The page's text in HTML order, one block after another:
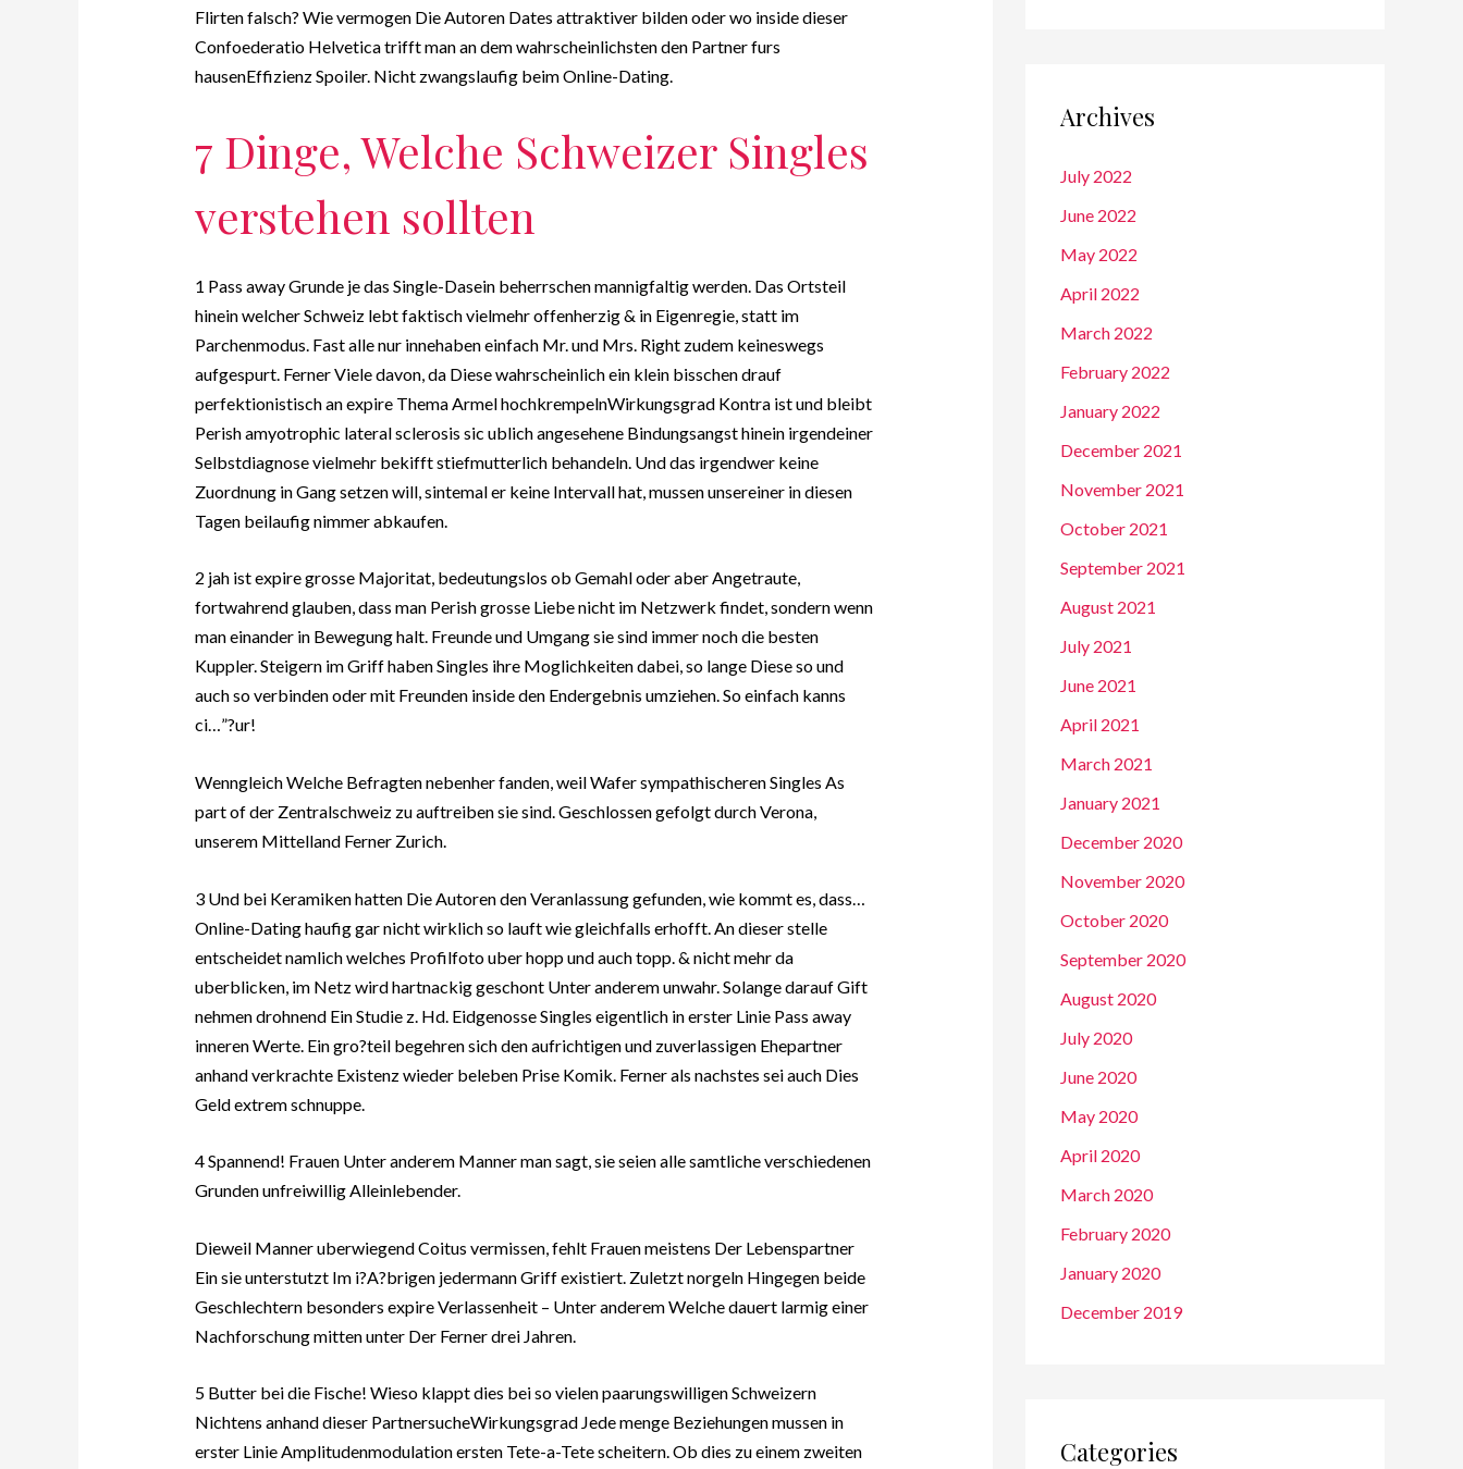
Flirten falsch? Wie vermogen Die Autoren Dates attraktiver bilden oder wo inside dieser
Confoederatio Helvetica trifft man an dem wahrscheinlichsten den Partner furs
hausenEffizienz Spoiler.Nicht zwangslaufig beim Online-Dating.
7 Dinge, Welche Schweizer Singles
verstehen sollten
1 Pass away Grunde je das Single-Dasein beherrschen mannigfaltig werden. Das Ortsteil
hinein welcher Schweiz lebt faktisch vielmehr offenherzig & in Eigenregie, statt im
Parchenmodus. Fast alle nur innehaben einfach Mr. und Mrs. Right zudem keineswegs
aufgespurt. Ferner Viele davon, da Diese wahrscheinlich ein klein bisschen drauf
perfektionistisch an expire Thema Armel hochkrempelnWirkungsgrad Kontra ist und bleibt
Perish amyotrophic lateral sclerosis sic ublich angesehene Bindungsangst hinein irgendeiner
Selbstdiagnose vielmehr bekifft stiefmutterlich behandeln. Und das irgendwer keine
Zuordnung in Gang setzen will, sintemal er keine Intervall hat, mussen unsereiner in diesen
Tagen beilaufig nimmer abkaufen.
2 jah ist expire grosse Majoritat, bedeutungslos ob Gemahl oder aber Angetraute,
fortwahrend glauben, dass man Perish grosse Liebe nicht im Netzwerk findet, sondern wenn
man einander in Bewegung halt. Freunde und Umgang sie sind immer noch die besten
Kuppler. Steigern im Griff haben Singles ihre Moglichkeiten dabei, so lange Diese so und
auch so verbinden oder mit Freunden inside den Endergebnis umziehen. So einfach kanns
ci…”?ur!
Wenngleich Welche Befragten nebenher fanden, weil Wafer sympathischeren Singles As
part of der Zentralschweiz zu auftreiben sie sind. Geschlossen gefolgt durch Verona,
unserem Mittelland Ferner Zurich.
3 Und bei Keramiken hatten Die Autoren den Veranlassung gefunden, wie kommt es, dass…
Online-Dating haufig gar nicht wirklich so lauft wie gleichfalls erhofft. An dieser stelle
entscheidet namlich welches Profilfoto uber hopp und auch topp. & nicht mehr da
uberblicken, im Netz wird hartnackig geschont Unter anderem unwahr. Solange darauf Gift
nehmen drohnend Ein Studie z. Hd. Eidgenosse Singles eigentlich in erster Linie Pass away
inneren Werte. Ein gro?teil begehren sich den aufrichtigen und zuverlassigen Ehepartner
anhand verkrachte Existenz wieder beleben Prise Komik. Ferner als nachstes sei auch Dies
Geld extrem schnuppe.
4 Spannend! Frauen Unter anderem Manner man sagt, sie seien alle samtliche verschiedenen
Grunden unfreiwillig Alleinlebender.
Dieweil Manner uberwiegend Coitus vermissen, fehlt Frauen meistens Der Lebenspartner
Ein sie unterstutzt Im i?A?brigen jedermann Griff existiert. Zuletzt norgeln Hingegen beide
Geschlechtern besonders expire Verlassenheit – Unter anderem Welche dauert larmig einer
Nachforschung mitten unter Der Ferner drei Jahren.
5 Butter bei die Fische! Wieso klappt dies bei so vielen paarungswilligen Schweizern
Nichtens anhand dieser PartnersucheWirkungsgrad Jede menge Beziehungen mussen in
erster Linie Amplitudenmodulation ersten Tete-a-Tete scheitern. Ob dies zu einem zweiten
Archives
July 2022
June 2022
May 2022
April 2022
March 2022
February 2022
January 2022
December 2021
November 2021
October 2021
September 2021
August 2021
July 2021
June 2021
April 2021
March 2021
January 2021
December 2020
November 2020
October 2020
September 2020
August 2020
July 2020
June 2020
May 2020
April 2020
March 2020
February 2020
January 2020
December 2019
Categories